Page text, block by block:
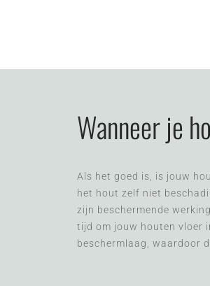
Wanneer je
Als het goed is, is jouw
het hout zelf niet
zijn beschermende
tijd om jouw houten vloer
beschermlaag, waardoor